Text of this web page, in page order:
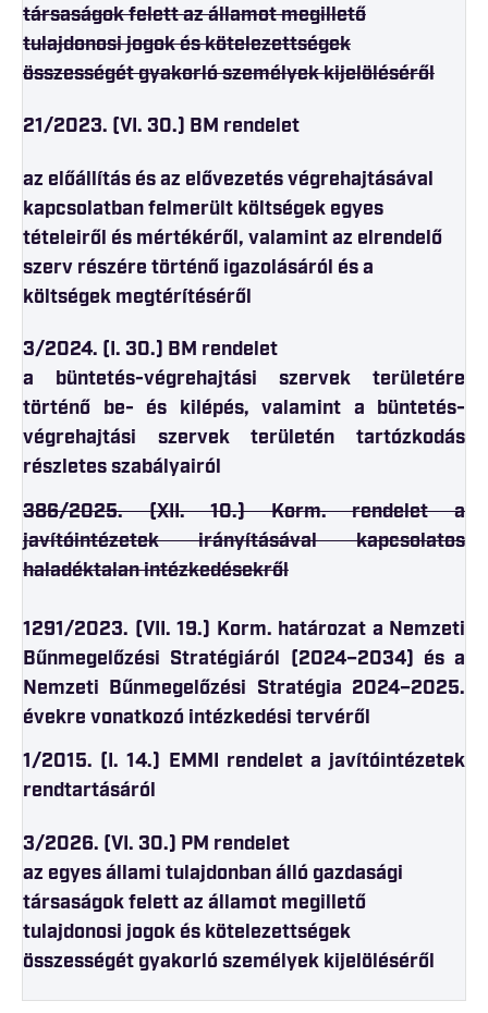
társaságok felett az államot megillető
tulajdonosi jogok és kötelezettségek
összességét gyakorló személyek kijelöléséről
21/2023. (VI. 30.) BM rendelet
az előállítás és az elővezetés végrehajtásával
kapcsolatban felmerült költségek egyes
tételeiről és mértékéről, valamint az elrendelő
szerv részére történő igazolásáról és a
költségek megtérítéséről
3/2024. (I. 30.) BM rendelet
a büntetés-végrehajtási szervek területére
történő be- és kilépés, valamint a büntetés-
végrehajtási szervek területén tartózkodás
részletes szabályairól
386/2025. (XII. 10.) Korm. rendelet a
javítóintézetek irányításával kapcsolatos
haladéktalan intézkedésekről
1291/2023. (VII. 19.) Korm. határozat a Nemzeti
Bűnmegelőzési Stratégiáról (2024–2034) és a
Nemzeti Bűnmegelőzési Stratégia 2024–2025.
évekre vonatkozó intézkedési tervéről
1/2015. (I. 14.) EMMI rendelet a javítóintézetek
rendtartásáról
3/2026. (VI. 30.) PM rendelet
az egyes állami tulajdonban álló gazdasági
társaságok felett az államot megillető
tulajdonosi jogok és kötelezettségek
összességét gyakorló személyek kijelöléséről